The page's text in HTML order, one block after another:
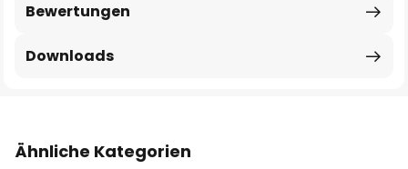
Bewertungen
Downloads
Ähnliche Kategorien